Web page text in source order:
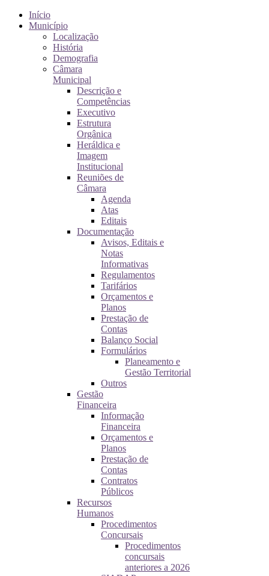
Início
Município
Localização
História
Demografia
Câmara
Municipal
Descrição e
Competências
Executivo
Estrutura
Orgânica
Heráldica e
Imagem
Institucional
Reuniões de
Câmara
Agenda
Atas
Editais
Documentação
Avisos, Editais e
Notas
Informativas
Regulamentos
Tarifários
Orçamentos e
Planos
Prestação de
Contas
Balanço Social
Formulários
Planeamento e
Gestão Territorial
Outros
Gestão
Financeira
Informação
Financeira
Orçamentos e
Planos
Prestação de
Contas
Contratos
Públicos
Recursos
Humanos
Procedimentos
Concursais
Procedimentos
concursais
anteriores a 2026